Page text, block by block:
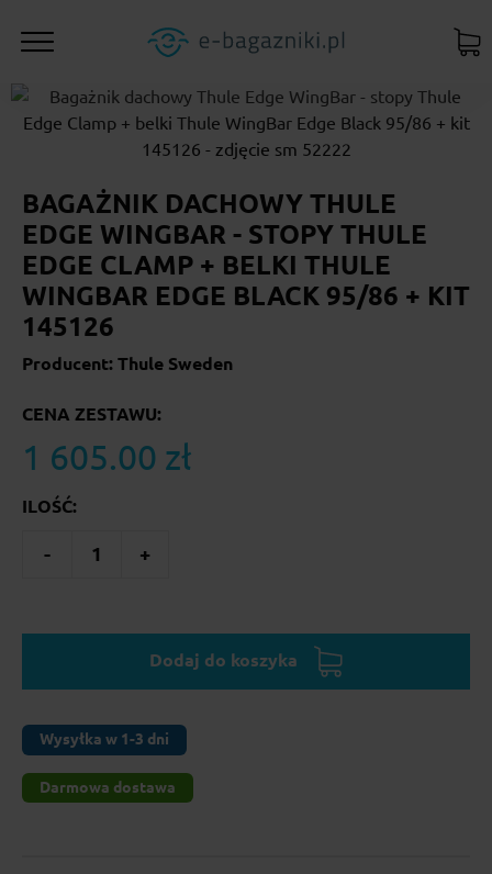
BAGAŻNIK DACHOWY THULE
EDGE WINGBAR - STOPY THULE
EDGE CLAMP + BELKI THULE
WINGBAR EDGE BLACK 95/86 + KIT
145126
Producent: Thule Sweden
CENA ZESTAWU:
1 605.00 zł
ILOŚĆ:
- 1 +
Dodaj do koszyka
Wysyłka w 1-3 dni
Darmowa dostawa